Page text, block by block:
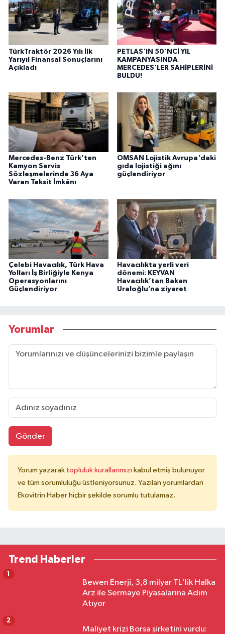
TürkTraktör 2026 Yılı İlk
Yarıyıl Finansal Sonuçlarını
Açıkladı
PETLAS'IN 50'NCİ YIL
KAMPANYASINDA
MERCEDES'LER SAHİPLERİNİ
BULDU!
Mercedes-Benz Türk’ten
Kamyon Servis
Sözleşmelerinde 36 Aya
Varan Taksit İmkânı
OMSAN Lojistik Avrupa'daki
gıda lojistiği ağını
güçlendiriyor
Çelebi Havacılık, Türk Hava
Yolları İş Birliğiyle Kenya
Operasyonlarını
Güçlendiriyor
Havacılıkta yerli veri
dönemi: KEYVAN
Havacılık’tan Bakan
Uraloğlu’na ziyaret
Yorumlar
Gönder
Yorum yazarak topluluk kurallarımızı kabul etmiş bulunuyor
ve tüm sorumluluğu üstleniyorsunuz. Yazılan yorumlardan
Ekovitrin Haber hiçbir şekilde sorumlu tutulamaz.
Trend Haberler
Bewen Enerji, 3,8 milyar TL'lik Halka
Arz ile Sermaye Piyasalarına Adım
Atıyor
1
Maliyet krizi Borsa şirketini vurdu:
2